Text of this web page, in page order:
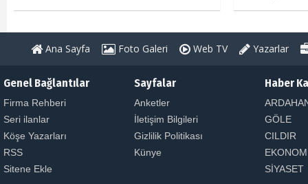
Ana Sayfa Foto Galeri Web TV Yazarlar
Genel Bağlantılar
Firma Rehberi
Seri ilanlar
Köşe Yazarları
RSS
Sitene Ekle
Sayfalar
Anketler
İletişim Bilgileri
Gizlilik Politikası
Künye
Haber
GÖLE
CILDIR
SİYASET